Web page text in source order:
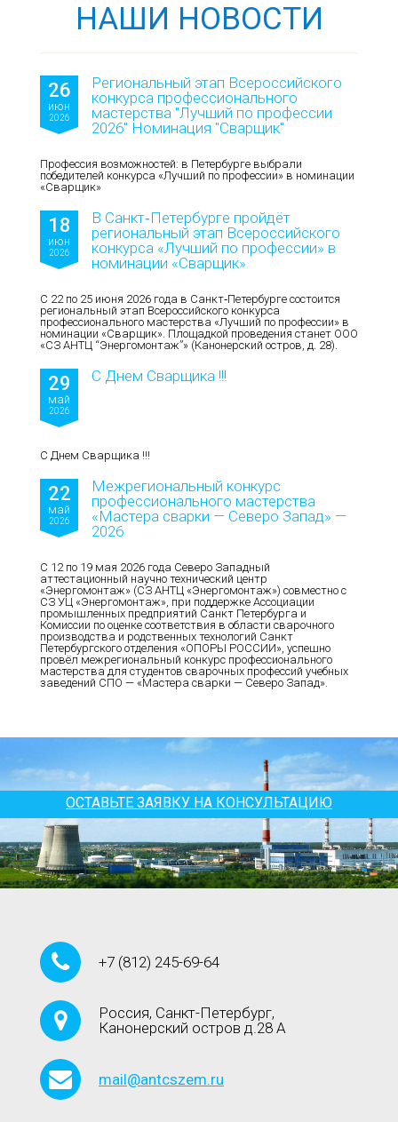
НАШИ НОВОСТИ
26
июн
2026
Региональный этап Всероссийского
конкурса профессионального
мастерства "Лучший по профессии
2026" Номинация "Сварщик"
Профессия возможностей: в Петербурге выбрали
победителей конкурса «Лучший по профессии» в номинации
«Сварщик»
18
июн
2026
В Санкт‑Петербурге пройдёт
региональный этап Всероссийского
конкурса «Лучший по профессии» в
номинации «Сварщик»
С 22 по 25 июня 2026 года в Санкт‑Петербурге состоится
региональный этап Всероссийского конкурса
профессионального мастерства «Лучший по профессии» в
номинации «Сварщик». Площадкой проведения станет ООО
«СЗ АНТЦ “Энергомонтаж”» (Канонерский остров, д. 28).
29
май
2026
С Днем Сварщика !!!
С Днем Сварщика !!!
22
май
2026
Межрегиональный конкурс
профессионального мастерства
«Мастера сварки — Северо Запад» —
2026
С 12 по 19 мая 2026 года Северо Западный
аттестационный научно технический центр
«Энергомонтаж» (СЗ АНТЦ «Энергомонтаж») совместно с
СЗ УЦ «Энергомонтаж», при поддержке Ассоциации
промышленных предприятий Санкт Петербурга и
Комиссии по оценке соответствия в области сварочного
производства и родственных технологий Санкт
Петербургского отделения «ОПОРЫ РОССИИ», успешно
провёл межрегиональный конкурс профессионального
мастерства для студентов сварочных профессий учебных
заведений СПО — «Мастера сварки — Северо Запад».
ОСТАВЬТЕ ЗАЯВКУ НА КОНСУЛЬТАЦИЮ
+7 (812) 245-69-64
Россия, Санкт-Петербург,
Канонерский остров д.28 А
mail@antcszem.ru